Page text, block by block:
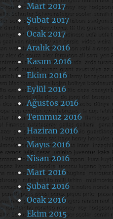
Mart 2017
Şubat 2017
Ocak 2017
Aralık 2016
Kasım 2016
Ekim 2016
Eylül 2016
Ağustos 2016
Temmuz 2016
Haziran 2016
Mayıs 2016
Nisan 2016
Mart 2016
Şubat 2016
Ocak 2016
Ekim 2015